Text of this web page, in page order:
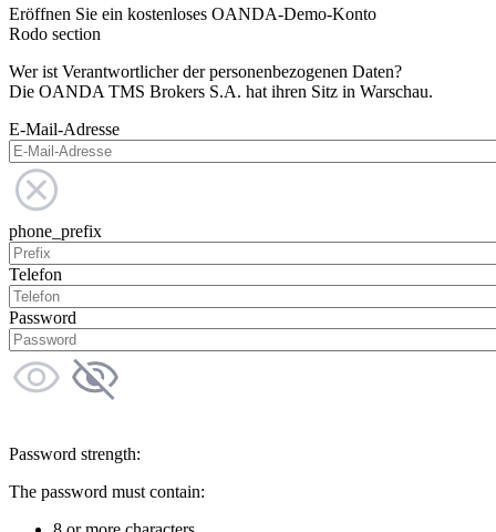
Eröffnen Sie ein kostenloses OANDA-Demo-Konto
Rodo section
Wer ist Verantwortlicher der personenbezogenen Daten?
Die OANDA TMS Brokers S.A. hat ihren Sitz in Warschau.
E-Mail-Adresse
phone_prefix
Telefon
Password
Password strength:
The password must contain: